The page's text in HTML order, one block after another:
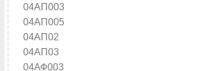
04АП003
04АП005
04АП02
04АП03
04АФ003